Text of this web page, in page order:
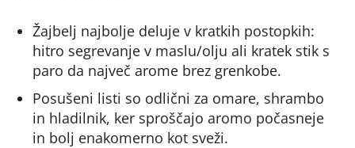
Žajbelj najbolje deluje v kratkih postopkih:
hitro segrevanje v maslu/olju ali kratek stik s
paro da največ arome brez grenkobe.
Posušeni listi so odlični za omare, shrambo
in hladilnik, ker sproščajo aromo počasneje
in bolj enakomerno kot sveži.